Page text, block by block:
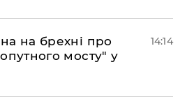
на брехні про
мосту" у
14:14